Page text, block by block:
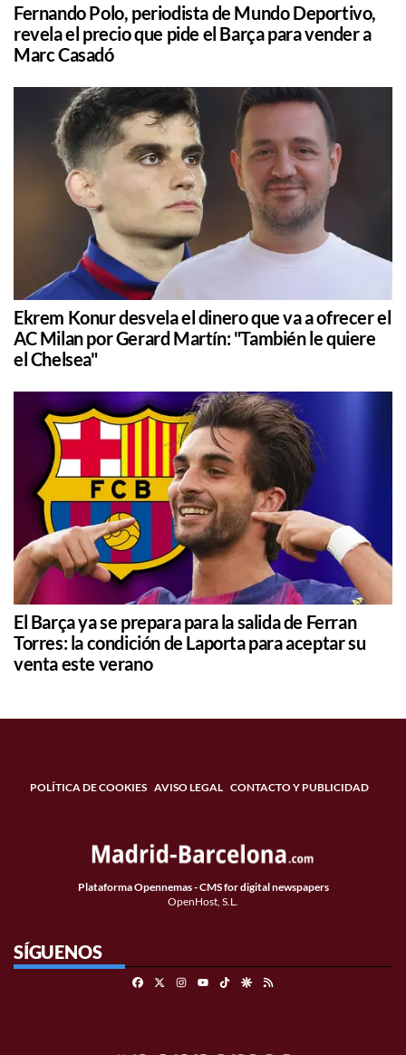
Fernando Polo, periodista de Mundo Deportivo,
revela el precio que pide el Barça para vender a
Marc Casadó
Ekrem Konur desvela el dinero que va a ofrecer el
AC Milan por Gerard Martín: "También le quiere
el Chelsea"
El Barça ya se prepara para la salida de Ferran
Torres: la condición de Laporta para aceptar su
venta este verano
POLÍTICA DE COOKIES AVISO LEGAL CONTACTO Y PUBLICIDAD
Plataforma Opennemas - CMS for digital newspapers
OpenHost, S.L.
SÍGUENOS
FacebookInstagramTikTokGoogle Discover